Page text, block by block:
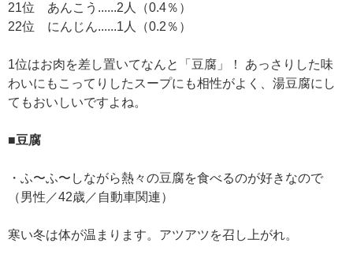
21位 あんこう......2人（0.4％）
22位 にんじん......1人（0.2％）
1位はお肉を差し置いてなんと「豆腐」！ あっさりした味
わいにもこってりしたスープにも相性がよく、湯豆腐にし
てもおいしいですよね。
■豆腐
・ふ〜ふ〜しながら熱々の豆腐を食べるのが好きなので
（男性／42歳／自動車関連）
寒い冬は体が温まります。アツアツを召し上がれ。